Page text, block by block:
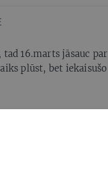
16.marts jāsauc par
plūst, bet iekaisušo